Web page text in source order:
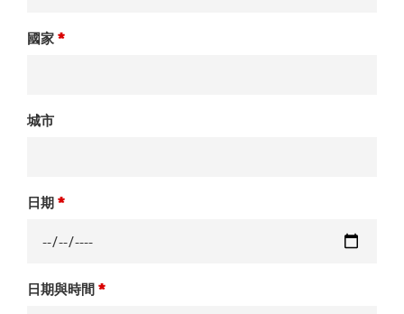
國家 *
城市
日期 *
日期與時間 *